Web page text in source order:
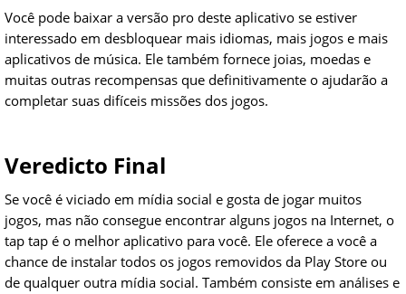
Você pode baixar a versão pro deste aplicativo se estiver
interessado em desbloquear mais idiomas, mais jogos e mais
aplicativos de música. Ele também fornece joias, moedas e
muitas outras recompensas que definitivamente o ajudarão a
completar suas difíceis missões dos jogos.
Veredicto Final
Se você é viciado em mídia social e gosta de jogar muitos
jogos, mas não consegue encontrar alguns jogos na Internet, o
tap tap é o melhor aplicativo para você. Ele oferece a você a
chance de instalar todos os jogos removidos da Play Store ou
de qualquer outra mídia social. Também consiste em análises e